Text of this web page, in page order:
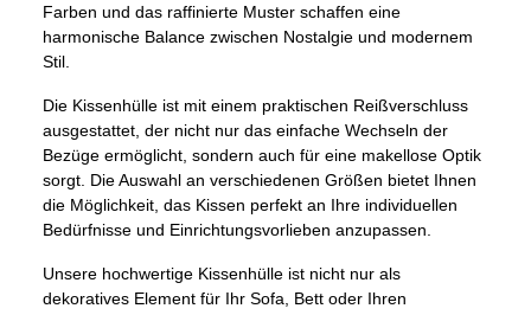
Farben und das raffinierte Muster schaffen eine
harmonische Balance zwischen Nostalgie und modernem
Stil.
Die Kissenhülle ist mit einem praktischen Reißverschluss
ausgestattet, der nicht nur das einfache Wechseln der
Bezüge ermöglicht, sondern auch für eine makellose Optik
sorgt. Die Auswahl an verschiedenen Größen bietet Ihnen
die Möglichkeit, das Kissen perfekt an Ihre individuellen
Bedürfnisse und Einrichtungsvorlieben anzupassen.
Unsere hochwertige Kissenhülle ist nicht nur als
dekoratives Element für Ihr Sofa, Bett oder Ihren